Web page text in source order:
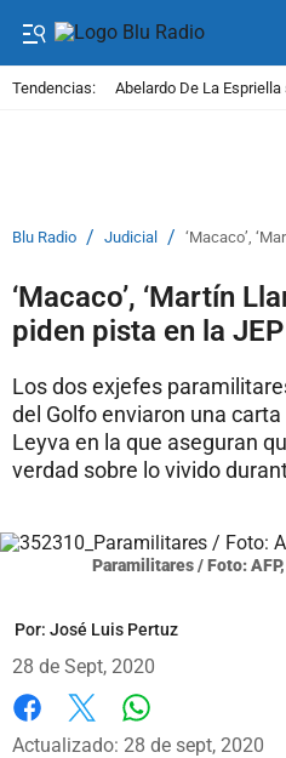
Tendencias: Abelardo De La
Blu Radio / Judicial / ‘Macaco’,
‘Macaco’, ‘Martín
piden pista en la JEP
Los dos exjefes
del Golfo enviaron una
Leyva en la que aseguran
verdad sobre lo vivido
Paramilitares / Foto:
Por: José Luis Pertuz
28 de Sept, 2020
Facebook
X Whatsapp
Actualizado: 28 de sept, 2020